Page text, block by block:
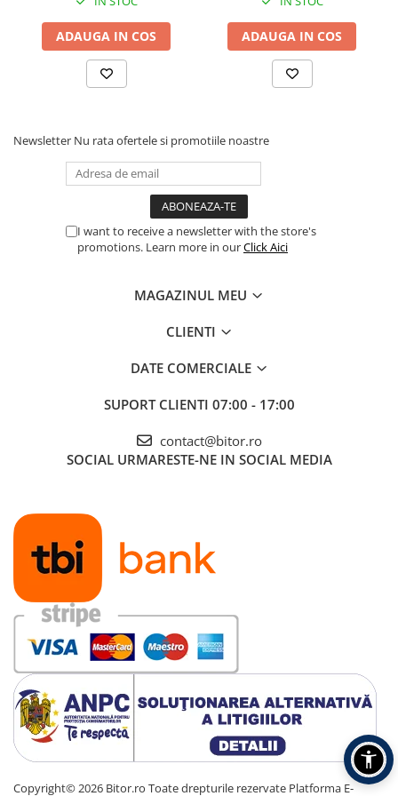
Procesoare Desktop
Stocare
SSD Interne
Memorii Flash
Ventilatoare & Sisteme de Răcire
Accesorii componente
Accesorii componente - altele
Unități optice
Blu-Ray, CD/DVD & Floppy Drives
Periferice & Accesorii
Tastaturi
Tastaturi cu Fir
Tastaturi wireless
Mouse, Trackballs & Presenters
Mouse cu Fir
Mouse Ergonimice
Mouse wireless
Mousepad
Cabluri & Adaptoare
ADAUGA IN COS ADAUGA IN COS
Newsletter Nu rata ofertele si promotiile noastre
I want to receive a newsletter with the store's
promotions. Learn more in ourClick Aici
MAGAZINUL MEU
CLIENTI
DATE COMERCIALE
SUPORT CLIENTI 07:00 - 17:00
contact@bitor.ro
SOCIAL URMARESTE-NE IN SOCIAL MEDIA
Copyright© 2026 Bitor.ro Toate drepturile rezervate Platforma E-